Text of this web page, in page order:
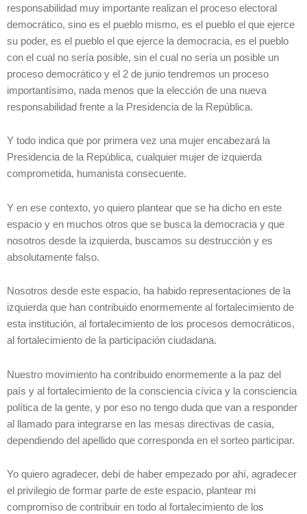
responsabilidad muy importante realizan el proceso electoral
democrático, sino es el pueblo mismo, es el pueblo el que ejerce
su poder, es el pueblo el que ejerce la democracia, es el pueblo
con el cual no sería posible, sin el cual no sería un posible un
proceso democrático y el 2 de junio tendremos un proceso
importantísimo, nada menos que la elección de una nueva
responsabilidad frente a la Presidencia de la República.
Y todo indica que por primera vez una mujer encabezará la
Presidencia de la República, cualquier mujer de izquierda
comprometida, humanista consecuente.
Y en ese contexto, yo quiero plantear que se ha dicho en este
espacio y en muchos otros que se busca la democracia y que
nosotros desde la izquierda, buscamos su destrucción y es
absolutamente falso.
Nosotros desde este espacio, ha habido representaciones de la
izquierda que han contribuido enormemente al fortalecimiento de
esta institución, al fortalecimiento de los procesos democráticos,
al fortalecimiento de la participación ciudadana.
Nuestro movimiento ha contribuido enormemente a la paz del
país y al fortalecimiento de la consciencia cívica y la consciencia
política de la gente, y por eso no tengo duda que van a responder
al llamado para integrarse en las mesas directivas de casia,
dependiendo del apellido que corresponda en el sorteo participar.
Yo quiero agradecer, debí de haber empezado por ahí, agradecer
el privilegio de formar parte de este espacio, plantear mi
compromiso de contribuir en todo al fortalecimiento de los